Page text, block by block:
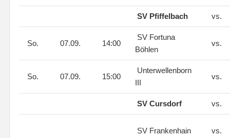
SV Pfiffelbach vs.
So. 07.09. 14:00
SV Fortuna
Böhlen
vs.
So. 07.09. 15:00
Unterwellenborn
III
vs.
SV Cursdorf vs.
SV Frankenhain vs.